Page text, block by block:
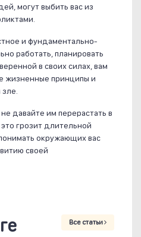
могут выбить вас из
и фундаментально-
работать, планировать
в своих силах, вам
жизненные принципы и
давайте им перерастать в
грозит длительной
окружающих вас
своей
Все статьи